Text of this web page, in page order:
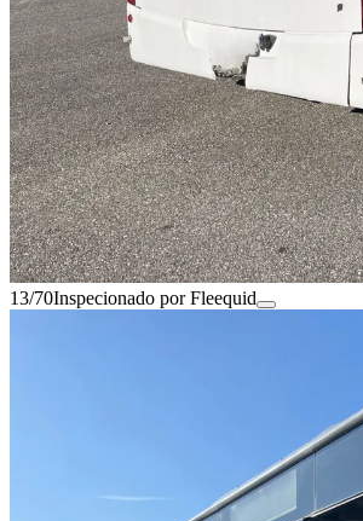
13/70Inspecionado por Fleequid